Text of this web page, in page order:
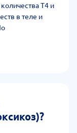
Т4 и
в теле и